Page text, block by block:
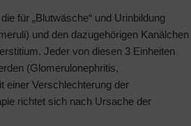
für „Blutwäsche“ und Urinbildung
und den dazugehörigen Kanälchen
Jeder von diesen 3 Einheiten
(Glomerulonephritis,
einer Verschlechterung der
richtet sich nach Ursache der